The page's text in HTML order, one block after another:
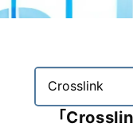
「